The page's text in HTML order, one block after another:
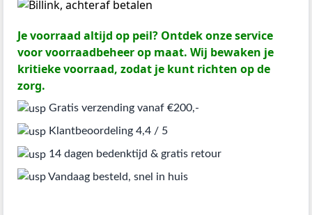
Je voorraad altijd op peil? Ontdek onze service
voor voorraadbeheer op maat. Wij bewaken je
kritieke voorraad, zodat je kunt richten op de
zorg.
Gratis verzending vanaf €200,-
Klantbeoordeling 4,4 / 5
14 dagen bedenktijd & gratis retour
Vandaag besteld, snel in huis